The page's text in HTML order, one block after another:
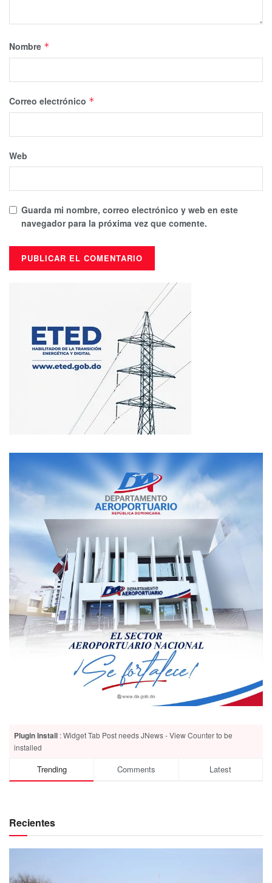
Nombre *
Correo electrónico *
Web
Guarda mi nombre, correo electrónico y web en este
navegador para la próxima vez que comente.
Plugin Install : Widget Tab Post needs JNews - View Counter to be
installed
Trending Comments Latest
Recientes